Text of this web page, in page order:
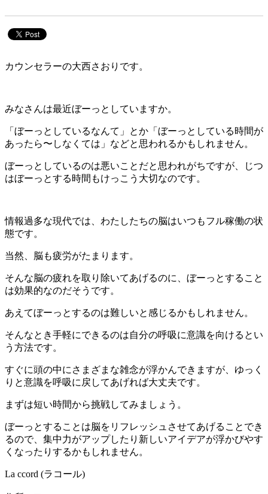
カウンセラーの大西さおりです。
みなさんは最近ぼーっとしていますか。
「ぼーっとしているなんて」とか「ぼーっとしている時間が
あったら〜しなくては」などと思われるかもしれません。
ぼーっとしているのは悪いことだと思われがちですが、じつ
はぼーっとする時間もけっこう大切なのです。
情報過多な現代では、わたしたちの脳はいつもフル稼働の状
態です。
当然、脳も疲労がたまります。
そんな脳の疲れを取り除いてあげるのに、ぼーっとすること
は効果的なのだそうです。
あえてぼーっとするのは難しいと感じるかもしれません。
そんなとき手軽にできるのは自分の呼吸に意識を向けるとい
う方法です。
すぐに頭の中にさまざまな雑念が浮かんできますが、ゆっく
りと意識を呼吸に戻してあげれば大丈夫です。
まずは短い時間から挑戦してみましょう。
ぼーっとすることは脳をリフレッシュさせてあげることでき
るので、集中力がアップしたり新しいアイデアが浮かびやす
くなったりするかもしれません。
La ccord (ラコール)